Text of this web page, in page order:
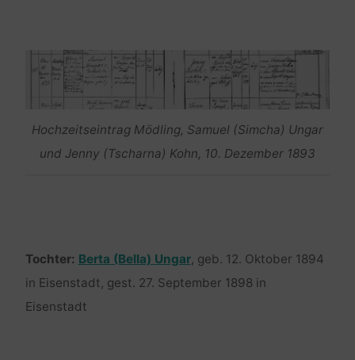
Hochzeitseintrag Mödling, Samuel (Simcha) Ungar
und Jenny (Tscharna) Kohn, 10. Dezember 1893
Tochter: Berta (Bella) Ungar, geb. 12. Oktober 1894
in Eisenstadt, gest. 27. September 1898 in
Eisenstadt